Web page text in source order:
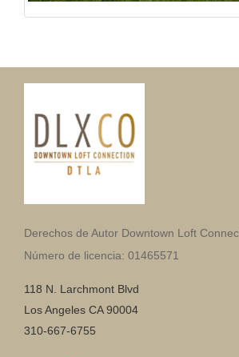
Derechos de Autor Downtown Loft
Número de licencia: 01465571
118 N. Larchmont Blvd
Los Angeles CA 90004
310-667-6755